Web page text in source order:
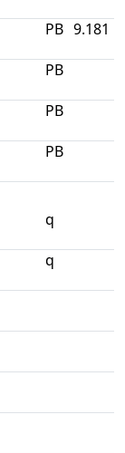
PB 9.181
PB
PB
PB
q
q